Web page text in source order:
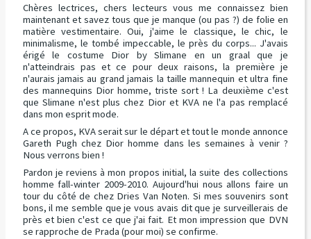
Chères lectrices, chers lecteurs vous me connaissez bien
maintenant et savez tous que je manque (ou pas ?) de folie en
matière vestimentaire. Oui, j'aime le classique, le chic, le
minimalisme, le tombé impeccable, le près du corps... J'avais
érigé le costume Dior by Slimane en un graal que je
n'atteindrais pas et ce pour deux raisons, la première je
n'aurais jamais au grand jamais la taille mannequin et ultra fine
des mannequins Dior homme, triste sort ! La deuxième c'est
que Slimane n'est plus chez Dior et KVA ne l'a pas remplacé
dans mon esprit mode.
A ce propos, KVA serait sur le départ et tout le monde annonce
Gareth Pugh chez Dior homme dans les semaines à venir ?
Nous verrons bien !
Pardon je reviens à mon propos initial, la suite des collections
homme fall-winter 2009-2010. Aujourd'hui nous allons faire un
tour du côté de chez Dries Van Noten. Si mes souvenirs sont
bons, il me semble que je vous avais dit que je surveillerais de
près et bien c'est ce que j'ai fait. Et mon impression que DVN
se rapproche de Prada (pour moi) se confirme.